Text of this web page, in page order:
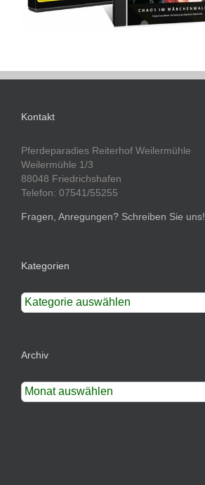
Kontakt
Pferdeparadies Reiterhof Weilermühle
Weilermühle 1/3
88048 Friedrichshafen
Telefon: 07541/55255
Fragen, Anregungen? Schreiben Sie uns!
Kategorien
Kategorien
Archiv
Archiv